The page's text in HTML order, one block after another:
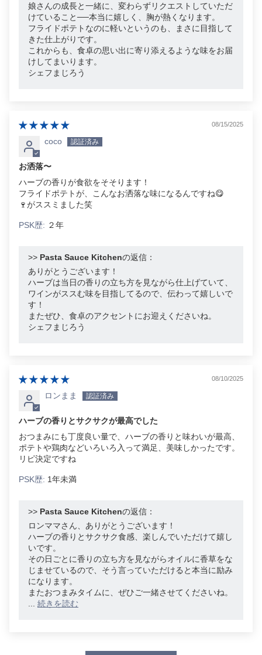
娘さんの成長と一緒に、変わらずリクエストしていただ
けていること──本当に嬉しく、胸が熱くなります。
フライドポテトなのに軽いというのも、まさに目指して
きた仕上がりです。
これからも、食卓の思い出に寄り添えるような味をお届
けしてまいります。
シェフまじろう
08/15/2025
coco
お洒落〜
ハーブの香りが食欲をそそります！
フライドポテトが、こんなお洒落な味になるんですね😋
🍷がススミました笑
PSK歴: ２年
>> Pasta Sauce Kitchenの返信：
ありがとうございます！
ハーブは当日の香りの立ち方を見ながら仕上げていて、
ワインがススむ味を目指してるので、伝わって嬉しいで
す！
またぜひ、食卓のアクセントにお迎えくださいね。
シェフまじろう
08/10/2025
ロンまま
ハーブの香りとサクサクが最高でした
おつまみにも丁度良い量で、ハーブの香りと味わいが最高、
ポテトや鶏肉などいろいろ入って満足、美味しかったです。
リピ決定ですね
PSK歴: 1年未満
>> Pasta Sauce Kitchenの返信：
ロンママさん、ありがとうございます！
ハーブの香りとサクサク食感、楽しんでいただけて嬉し
いです。
その日ごとに香りの立ち方を見ながらオイルに香草をな
じませているので、そう言っていただけると本当に励み
になります。
またおつまみタイムに、ぜひご一緒させてくださいね。
... 続きを読む